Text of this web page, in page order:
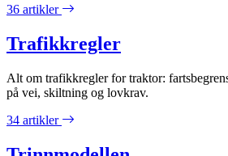
36 artikler
Trafikkregler
Alt om trafikkregler for traktor:
på vei, skiltning og lovkrav.
34 artikler